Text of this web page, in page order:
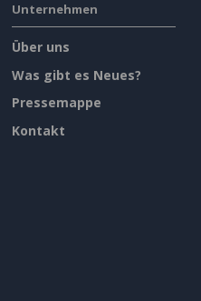
Unternehmen
Über uns
Was gibt es Neues?
Pressemappe
Kontakt